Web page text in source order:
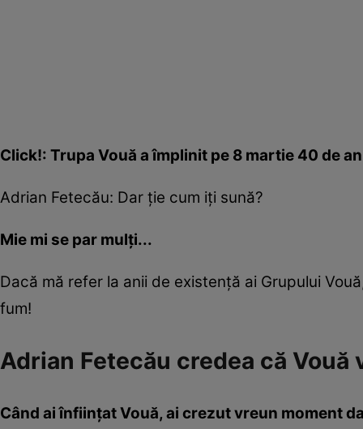
Click!: Trupa Vouă a împlinit pe 8 martie 40 de
Adrian Fetecău: Dar ție cum iți sună?
Mie mi se par mulți...
Dacă mă refer la anii de existență ai Grupului
fum!
Adrian Fetecău credea că
Când ai înființat Vouă, ai crezut vreun moment